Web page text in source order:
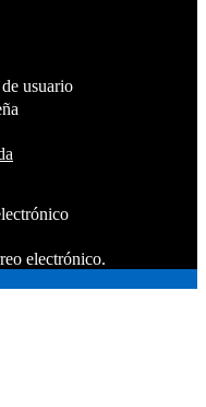
usuario
electrónico.